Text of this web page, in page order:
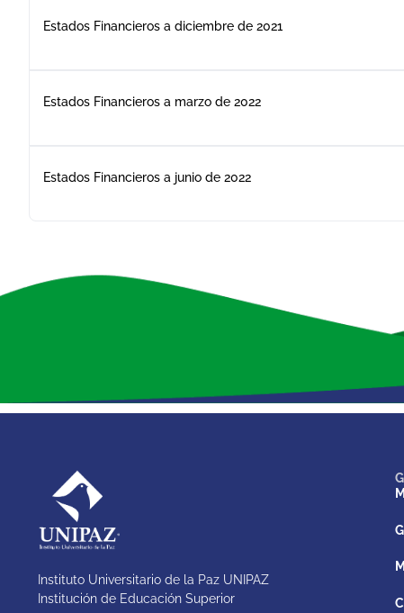
Estados Financieros a diciembre de 2021
Estados Financieros a marzo de 2022
Estados Financieros a junio de 2022
Instituto Universitario de la Paz UNIPAZ
Institución de Educación Superior